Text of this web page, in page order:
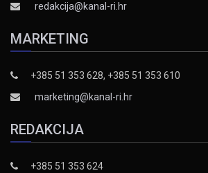
redakcija@kanal-ri.hr
MARKETING
+385 51 353 628, +385 51 353 610
marketing@kanal-ri.hr
REDAKCIJA
+385 51 353 624